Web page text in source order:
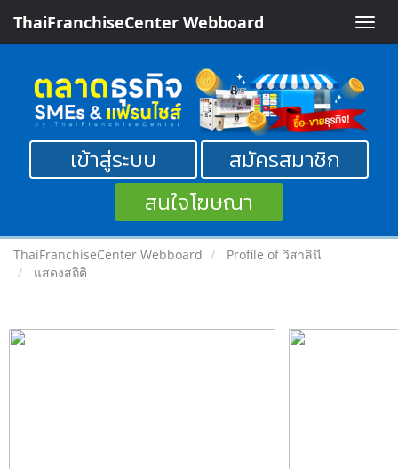
Toggle
ThaiFranchiseCenter Webboard
เข้าสู่ระบบ
สมัครสมาชิก
สนใจโฆษณา
ThaiFranchiseCenter Webboard
Profile of วิสาลินี
แสดงสถิติ